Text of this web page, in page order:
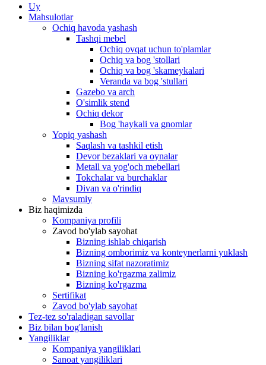
Uy
Mahsulotlar
Ochiq havoda yashash
Tashqi mebel
Ochiq ovqat uchun to'plamlar
Ochiq va bog 'stollari
Ochiq va bog 'skameykalari
Veranda va bog 'stullari
Gazebo va arch
O'simlik stend
Ochiq dekor
Bog 'haykali va gnomlar
Yopiq yashash
Saqlash va tashkil etish
Devor bezaklari va oynalar
Metall va yog'och mebellari
Tokchalar va burchaklar
Divan va o'rindiq
Mavsumiy
Biz haqimizda
Kompaniya profili
Zavod bo'ylab sayohat
Bizning ishlab chiqarish
Bizning omborimiz va konteynerlarni yuklash
Bizning sifat nazoratimiz
Bizning ko'rgazma zalimiz
Bizning ko'rgazma
Sertifikat
Zavod bo'ylab sayohat
Tez-tez so'raladigan savollar
Biz bilan bog'lanish
Yangiliklar
Kompaniya yangiliklari
Sanoat yangiliklari